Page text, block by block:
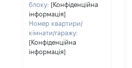
блоку: [Конфіденційна
інформація]
Номер квартири/
кімнати/гаражу:
[Конфіденційна
інформація]